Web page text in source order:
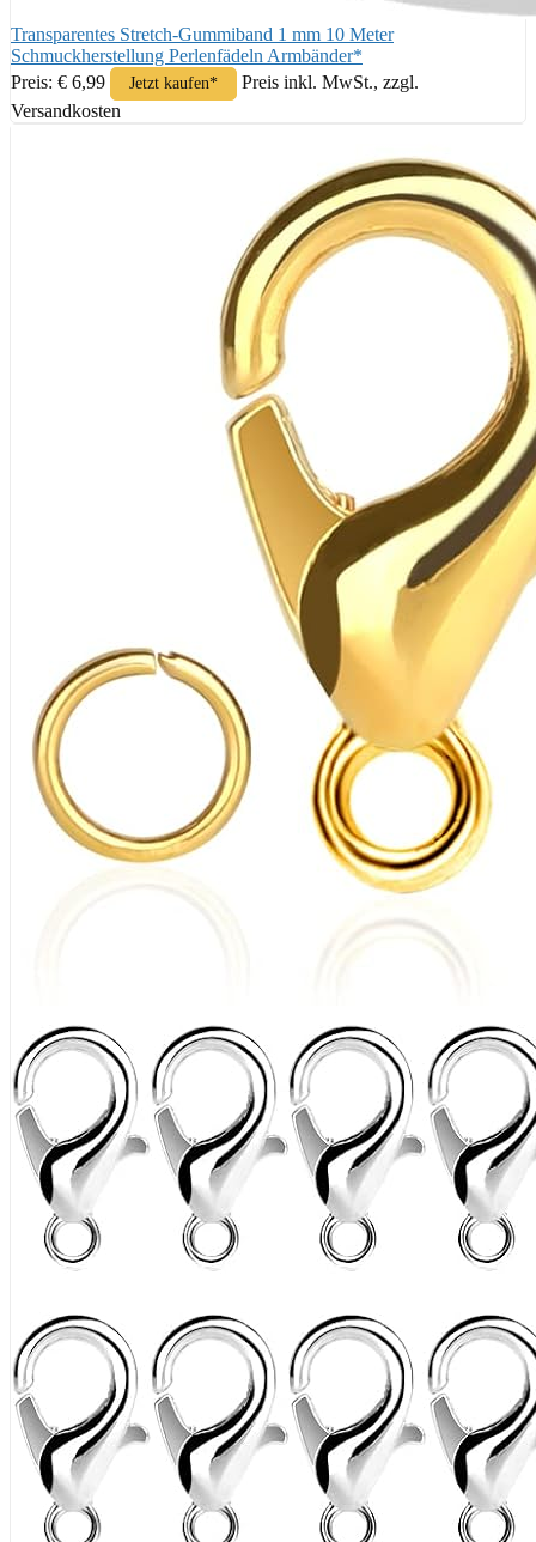
Transparentes Stretch-Gummiband 1 mm 10 Meter
Schmuckherstellung Perlenfädeln Armbänder*
Preis: € 6,99
Jetzt kaufen*
Preis inkl. MwSt., zzgl.
Versandkosten